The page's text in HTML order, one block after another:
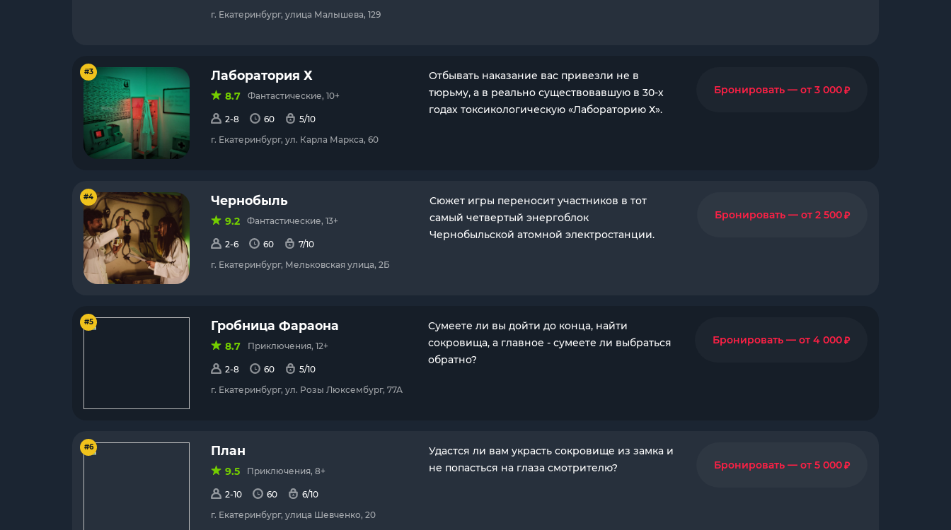
г. Екатеринбург, улица Малышева, 129
#3 Лаборатория Х
8.7 Фантастические, 10+
2-8 60
5/10
г. Екатеринбург, ул. Карла Маркса, 60
Отбывать наказание вас привезли не в
тюрьму, а в реально существовавшую в 30-х
годах токсикологическую «Лабораторию Х».
Бронировать — от 3 000₽
#4 Чернобыль
9.2 Фантастические, 13+
2-6 60
7/10
г. Екатеринбург, Мельковская улица, 2Б
Сюжет игры переносит участников в тот
самый четвертый энергоблок
Чернобыльской атомной электростанции.
Бронировать — от 2 500₽
#5 Гробница Фараона
8.7 Приключения, 12+
2-8 60
5/10
г. Екатеринбург, ул. Розы Люксембург, 77А
Cумеете ли вы дойти до конца, найти
сокровища, а главное - сумеете ли выбраться
обратно?
Бронировать — от 4 000₽
#6 План
9.5 Приключения, 8+
2-10 60
6/10
г. Екатеринбург, улица Шевченко, 20
Удастся ли вам украсть сокровище из замка и
не попасться на глаза смотрителю?
Бронировать — от 5 000₽